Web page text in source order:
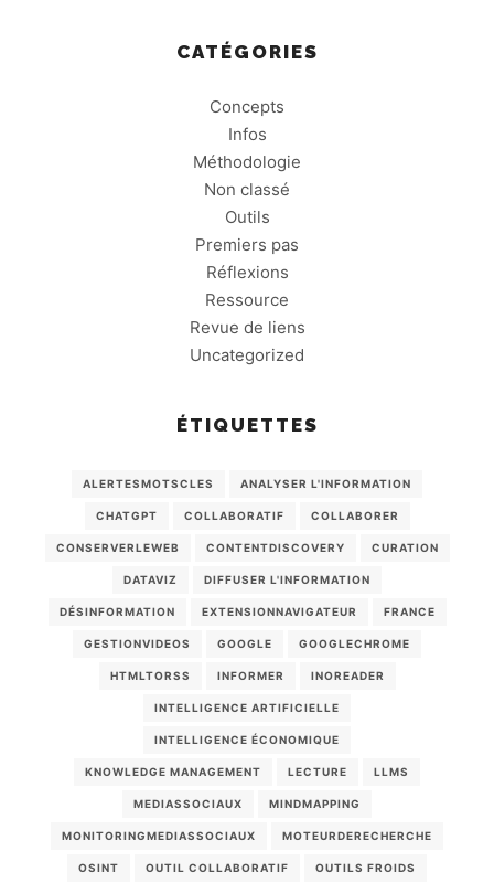
CATÉGORIES
Concepts
Infos
Méthodologie
Non classé
Outils
Premiers pas
Réflexions
Ressource
Revue de liens
Uncategorized
ÉTIQUETTES
ALERTESMOTSCLES ANALYSER L'INFORMATION
CHATGPT COLLABORATIF COLLABORER
CONSERVERLEWEB CONTENTDISCOVERY CURATION
DATAVIZ DIFFUSER L'INFORMATION
DÉSINFORMATION EXTENSIONNAVIGATEUR FRANCE
GESTIONVIDEOS GOOGLE GOOGLECHROME
HTMLTORSS INFORMER INOREADER
INTELLIGENCE ARTIFICIELLE
INTELLIGENCE ÉCONOMIQUE
KNOWLEDGE MANAGEMENT LECTURE LLMS
MEDIASSOCIAUX MINDMAPPING
MONITORINGMEDIASSOCIAUX MOTEURDERECHERCHE
OSINT OUTIL COLLABORATIF OUTILS FROIDS